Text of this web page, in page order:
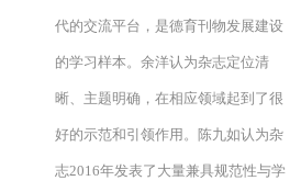
代的交流平台，是德育刊物发展建设
的学习样本。余洋认为杂志定位清
晰、主题明确，在相应领域起到了很
好的示范和引领作用。陈九如认为杂
志2016年发表了大量兼具规范性与学